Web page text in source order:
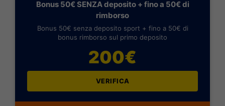
Bonus 50€ SENZA deposito + fino a 50€ di
rimborso
Bonus 50€ senza deposito sport + fino a 50€ di
bonus rimborso sul primo deposito
200€
VERIFICA